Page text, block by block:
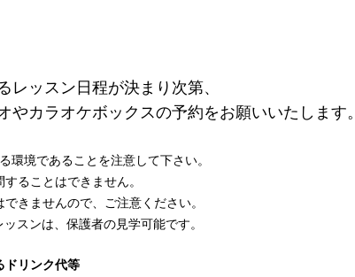
レッスン日程が決まり次第、​
やカラオケボックスの予約をお願いいたします。
環境であることを注意して下さい。
ることはできません。​
きませんので、ご注意ください。
スンは、保護者の見学可能です。
ドリンク代等